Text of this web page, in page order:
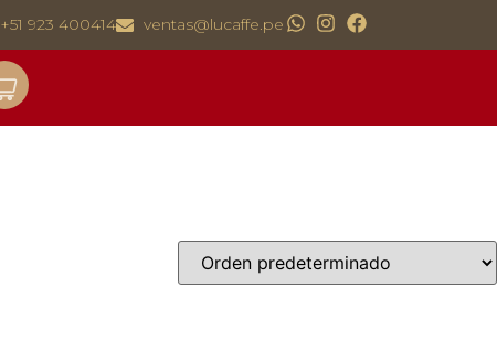
+51 923 400414 ventas@lucaffe.pe